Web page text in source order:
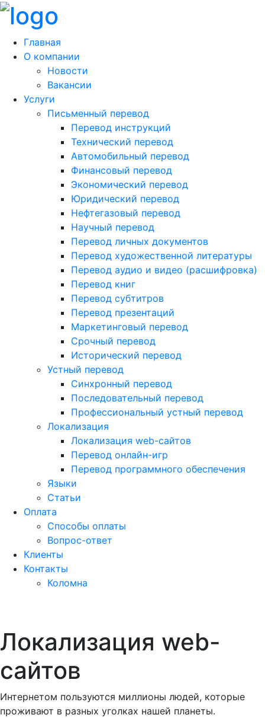
Главная
О компании
Новости
Вакансии
Услуги
Письменный перевод
Перевод инструкций
Технический перевод
Автомобильный перевод
Финансовый перевод
Экономический перевод
Юридический перевод
Нефтегазовый перевод
Научный перевод
Перевод личных документов
Перевод художественной литературы
Перевод аудио и видео (расшифровка)
Перевод книг
Перевод субтитров
Перевод презентаций
Маркетинговый перевод
Срочный перевод
Исторический перевод
Устный перевод
Синхронный перевод
Последовательный перевод
Профессиональный устный перевод
Локализация
Локализация web-сайтов
Перевод онлайн-игр
Перевод программного обеспечения
Языки
Статьи
Оплата
Способы оплаты
Вопрос-ответ
Клиенты
Контакты
Коломна
Локализация web-
сайтов
Интернетом пользуются миллионы людей, которые
проживают в разных уголках нашей планеты.